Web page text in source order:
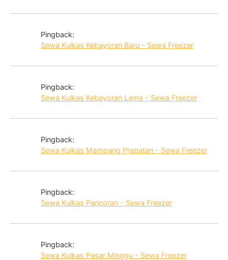
Pingback:
Sewa Kulkas Kebayoran Baru - Sewa Freezer
Pingback:
Sewa Kulkas Kebayoran Lama - Sewa Freezer
Pingback:
Sewa Kulkas Mampang Prapatan - Sewa Freezer
Pingback:
Sewa Kulkas Pancoran - Sewa Freezer
Pingback:
Sewa Kulkas Pasar Minggu - Sewa Freezer